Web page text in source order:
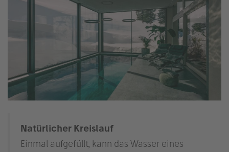
Natürlicher Kreislauf
Einmal aufgefüllt, kann das Wasser eines